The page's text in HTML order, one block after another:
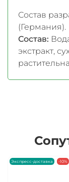
Состав
(Германия).
Состав:
экстракт,
Экспресс-доставка -10%